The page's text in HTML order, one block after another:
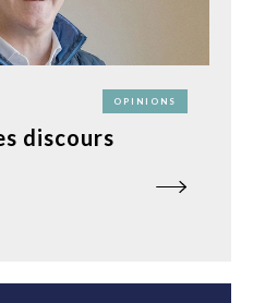
OPINIONS
discours